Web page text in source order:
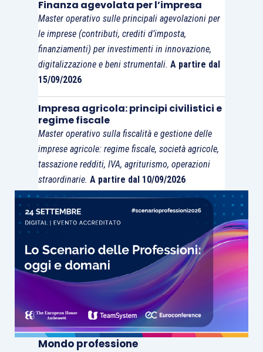
di proporre una domanda di rimborso delle
eccedenze dell’Iva senza alcuna limitazione
temporale si porrebbe incontrasto col principio
della certezza del diritto, che esige che la situazione
fiscale del soggetto passivo, con riferimento ai
diritti e agli obblighi dello stesso nei confronti
dell’amministrazione tributaria,
indefinitamente rimessa in discussione” (sentenza
21 giugno 2012,causa C-294/11,Elsacom).
Finanza agevolata per l’impresa
Master operativo sulle principali agevolazioni per
le imprese (contributi, crediti d’imposta,
finanziamenti) per investimenti in innovazione,
digitalizzazione e beni strumentali. A partire dal
15/09/2026
Impresa agricola: principi civilistici e
regime fiscale
Master operativo sulla fiscalità e gestione delle
imprese agricole: regime fiscale, società agricole,
tassazione redditi, IVA, agriturismo, operazioni
straordinarie. A partire dal 10/09/2026
Mondo professione